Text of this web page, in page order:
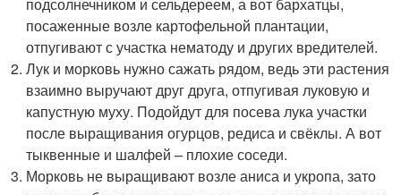
посаженные возле картофельной плантации,
отпугивают с участка нематоду и других вредителей.
Лук и морковь нужно сажать рядом, ведь эти растения
взаимно выручают друг друга, отпугивая луковую и
капустную муху. Подойдут для посева лука участки
после выращивания огурцов, редиса и свёклы. А вот
тыквенные и шалфей – плохие соседи.
Морковь не выращивают возле аниса и укропа, зато